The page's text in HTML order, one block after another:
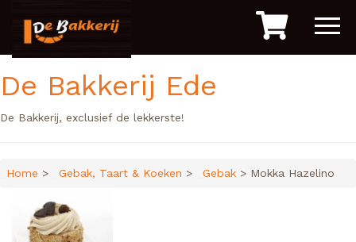
De Bakkerij Ede
De Bakkerij, exclusief de lekkerste!
Home > Gebak, Taart & Koeken > Gebak > Mokka Hazelino